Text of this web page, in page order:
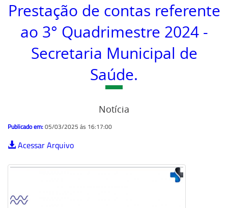
Prestação de contas referente
ao 3° Quadrimestre 2024 -
Secretaria Municipal de
Saúde.
Notícia
Publicado em:05/03/2025 ás 16:17:00
Acessar Arquivo